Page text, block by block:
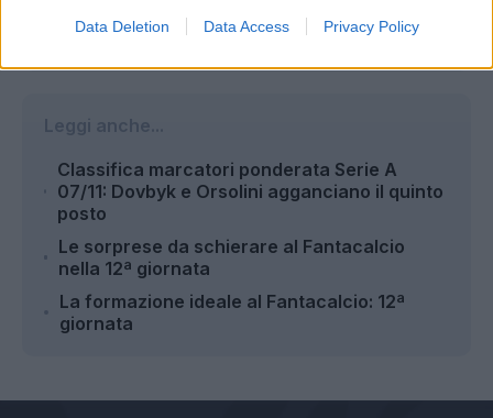
Data Deletion Data Access Privacy Policy
Antonio Lauro
Leggi anche...
Classifica marcatori ponderata Serie A
07/11: Dovbyk e Orsolini agganciano il quinto
posto
Le sorprese da schierare al Fantacalcio
nella 12ª giornata
La formazione ideale al Fantacalcio: 12ª
giornata